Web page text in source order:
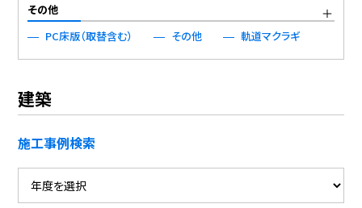
その他
PC床版（取替含む）
その他 軌道マクラギ
建築
施工事例検索